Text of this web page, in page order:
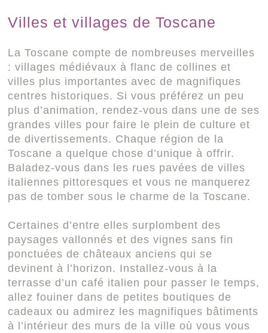
Villes et villages de Toscane
La Toscane compte de nombreuses merveilles
: villages médiévaux à flanc de collines et
villes plus importantes avec de magnifiques
centres historiques. Si vous préférez un peu
plus d’animation, rendez-vous dans une de ses
grandes villes pour faire le plein de culture et
de divertissements. Chaque région de la
Toscane a quelque chose d’unique à offrir.
Baladez-vous dans les rues pavées de villes
italiennes pittoresques et vous ne manquerez
pas de tomber sous le charme de la Toscane.
Certaines d’entre elles surplombent des
paysages vallonnés et des vignes sans fin
ponctuées de châteaux anciens qui se
devinent à l’horizon. Installez-vous à la
terrasse d’un café italien pour passer le temps,
allez fouiner dans de petites boutiques de
cadeaux ou admirez les magnifiques bâtiments
à l’intérieur des murs de la ville où vous vous